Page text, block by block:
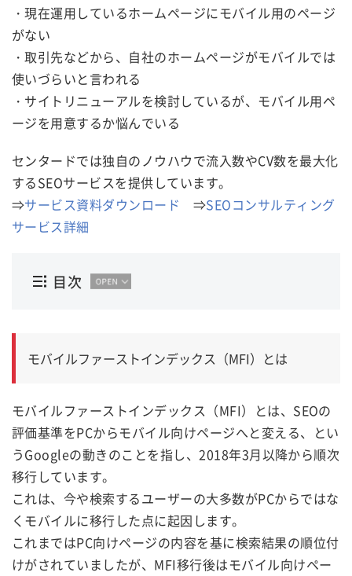
・現在運用しているホームページにモバイル用のページ
がない
・取引先などから、自社のホームページがモバイルでは
使いづらいと言われる
・サイトリニューアルを検討しているが、モバイル用ペ
ージを用意するか悩んでいる
センタードでは独自のノウハウで流入数やCV数を最大化
するSEOサービスを提供しています。
⇒サービス資料ダウンロード ⇒SEOコンサルティング
サービス詳細
目次
モバイルファーストインデックス（MFI）とは
モバイルファーストインデックス（MFI）とは、SEOの
評価基準をPCからモバイル向けページへと変える、とい
うGoogleの動きのことを指し、2018年3月以降から順次
移行しています。
これは、今や検索するユーザーの大多数がPCからではな
くモバイルに移行した点に起因します。
これまではPC向けページの内容を基に検索結果の順位付
けがされていましたが、MFI移行後はモバイル向けペー